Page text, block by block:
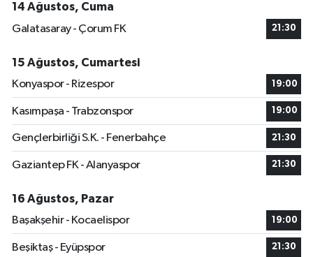
14 Ağustos, Cuma
Galatasaray - Çorum FK
21:30
15 Ağustos, Cumartesi
Konyaspor - Rizespor
19:00
Kasımpaşa - Trabzonspor 19:00
Gençlerbirliği S.K. - Fenerbahçe 21:30
Gaziantep FK - Alanyaspor 21:30
16 Ağustos, Pazar
Başakşehir - Kocaelispor
19:00
Beşiktaş - Eyüpspor 21:30